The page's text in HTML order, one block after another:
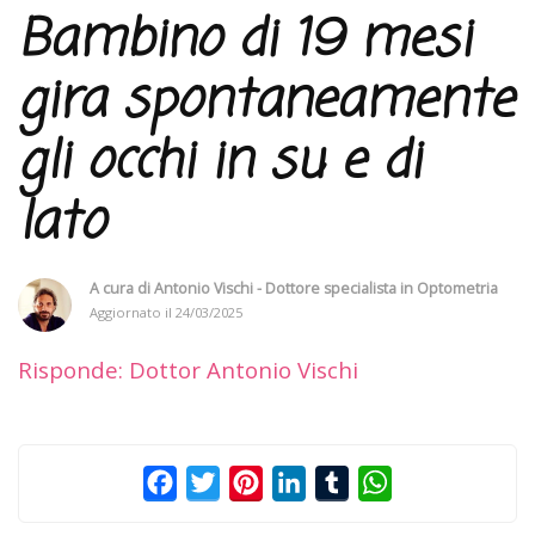
Bambino di 19 mesi
gira spontaneamente
gli occhi in su e di
lato
A cura diAntonio Vischi - Dottore specialista in Optometria
Aggiornato il 24/03/2025
Risponde: Dottor Antonio Vischi
FacebookTwitterPinterestLinkedInTumblr